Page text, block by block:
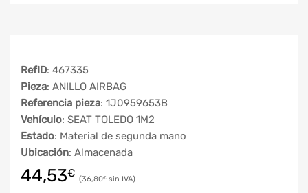
RefID: 467335
Pieza: ANILLO AIRBAG
Referencia pieza: 1J0959653B
Vehículo: SEAT TOLEDO 1M2
Estado: Material de segunda mano
Ubicación: Almacenada
44,53€ 36,80€